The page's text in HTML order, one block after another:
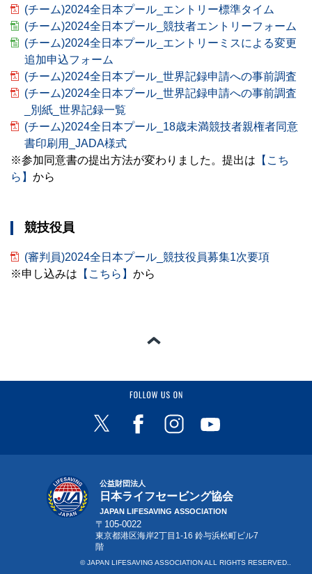
(チーム)2024全日本プール_エントリー標準タイム
(チーム)2024全日本プール_競技者エントリーフォーム
(チーム)2024全日本プール_エントリーミスによる変更
追加申込フォーム
(チーム)2024全日本プール_世界記録申請への事前調査
(チーム)2024全日本プール_世界記録申請への事前調査
_別紙_世界記録一覧
(チーム)2024全日本プール_18歳未満競技者親権者同意
書印刷用_JADA様式
※参加同意書の提出方法が変わりました。提出は 【こち
ら】 から
競技役員
(審判員)2024全日本プール_競技役員募集1次要項
※申し込みは 【こちら】 から
公益財団法人
日本ライフセービング協会
JAPAN LIFESAVING ASSOCIATION
〒105-0022
東京都港区海岸2丁目1-16 鈴与浜松町ビル7
階
© JAPAN LIFESAVING ASSOCIATION ALL RIGHTS RESERVED..